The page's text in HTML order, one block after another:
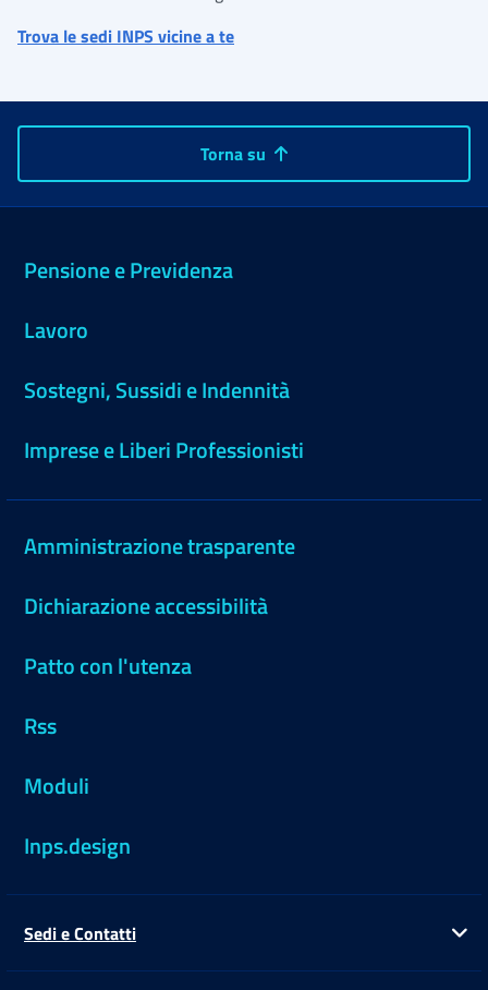
Trova le sedi INPS vicine a te
Torna su
Pensione e Previdenza
Lavoro
Sostegni, Sussidi e Indennità
Imprese e Liberi Professionisti
Amministrazione trasparente
Dichiarazione accessibilità
Patto con l'utenza
Rss
Moduli
Inps.design
Sedi e Contatti